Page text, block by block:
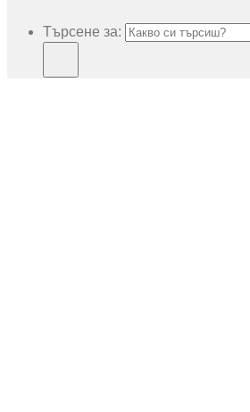
Търсене за: